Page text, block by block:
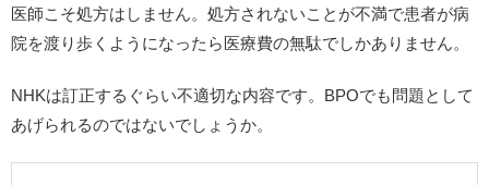
医師こそ処方はしません。処方されないことが不満で患者が病
院を渡り歩くようになったら医療費の無駄でしかありません。
NHKは訂正するぐらい不適切な内容です。BPOでも問題として
あげられるのではないでしょうか。